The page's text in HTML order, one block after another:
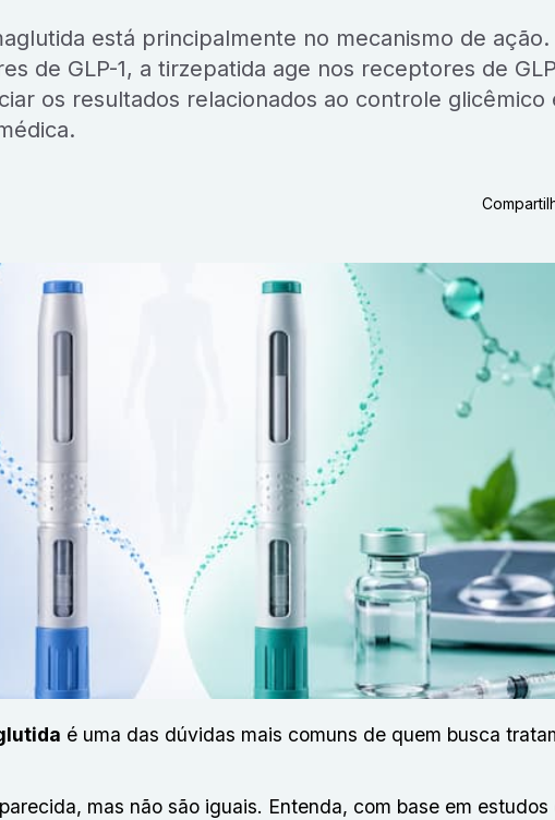
de GLP-1, a tirzepatida age nos receptores de
os resultados relacionados ao controle glicêmico
é uma das dúvidas mais comuns de quem busca
mas não são iguais. Entenda, com base em estudos